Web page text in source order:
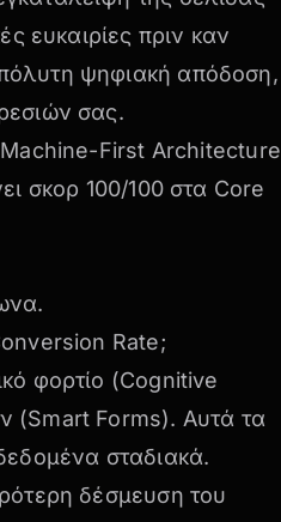
ευκαιρίες πριν καν
ψηφιακή απόδοση,
σας.
Machine-First Architecture
σκορ 100/100 στα Core
Rate;
φορτίο (Cognitive
(Smart Forms). Αυτά τα
σταδιακά.
δέσμευση του